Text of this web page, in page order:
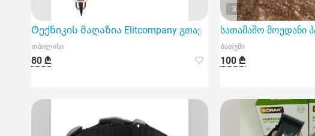
Ტექნიკის მაღაზია Elitcompany გთავაზობთ ძაღლის ბეწვის
თბილისი
80 ₾
3
სათამაშო მოედანი
ბათუმი
100 ₾